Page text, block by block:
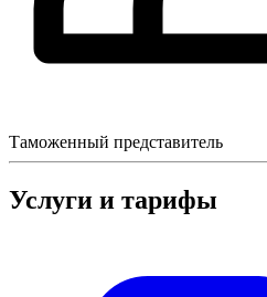
Таможенный представитель
Услуги и тарифы